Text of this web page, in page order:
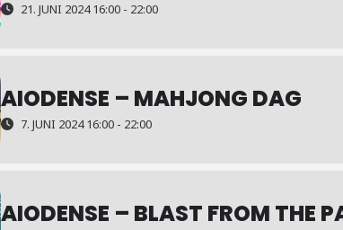
21. JUNI 2024 16:00 - 22:00
AIODENSE – MAHJONG DAG
7. JUNI 2024 16:00 - 22:00
AIODENSE – BLAST FROM THE